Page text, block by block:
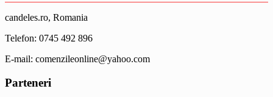
candeles.ro, Romania
Telefon: 0745 492 896
E-mail: comenzileonline@yahoo.com
Parteneri